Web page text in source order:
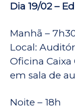
Dia 19/02 –
Manhã –
Local:
Oficina Caixa
em sala de
Noite – 18h